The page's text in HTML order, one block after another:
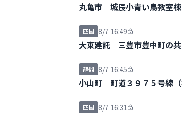
丸亀市 城辰小青い鳥教室
四国 8/7 16:49
大東建託 三豊市豊中町の
静岡 8/7 16:45
小山町 町道３９７５号線
四国 8/7 16:31